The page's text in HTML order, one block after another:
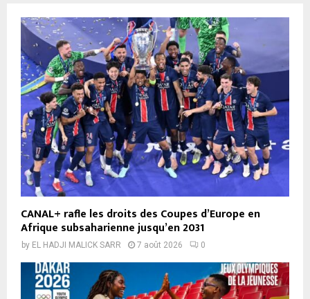
CANAL+ rafle les droits des Coupes d’Europe en
Afrique subsaharienne jusqu’en 2031
by EL HADJI MALICK SARR 7 août 2026 0